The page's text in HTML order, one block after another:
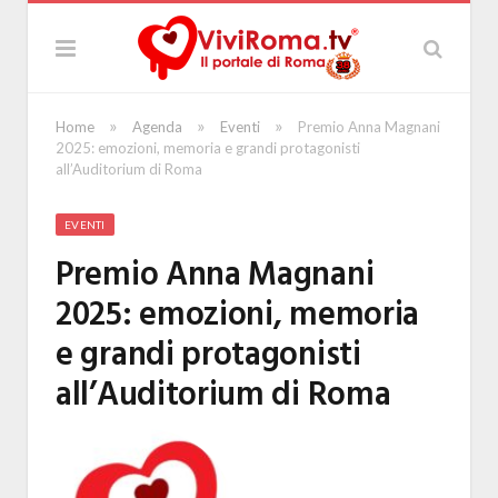
Home » Agenda » Eventi »
Premio Anna Magnani
2025: emozioni, memoria e grandi protagonisti
all’Auditorium di Roma
EVENTI
Premio Anna Magnani
2025: emozioni, memoria
e grandi protagonisti
all’Auditorium di Roma